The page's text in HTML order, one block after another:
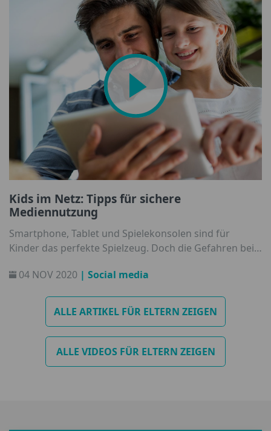
Kids im Netz: Tipps für sichere
Mediennutzung
Smartphone, Tablet und Spielekonsolen sind für
Kinder das perfekte Spielzeug. Doch die Gefahren bei
so bewusst.
04 NOV 2020 | Social media
ALLE ARTIKEL FÜR ELTERN ZEIGEN
ALLE VIDEOS FÜR ELTERN ZEIGEN